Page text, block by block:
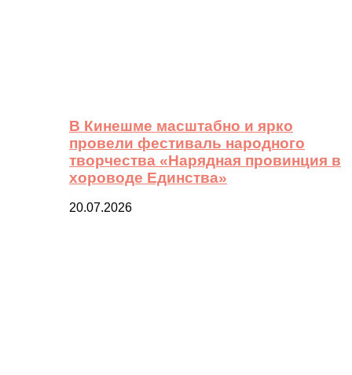
В Кинешме масштабно и ярко
провели фестиваль народного
творчества «Нарядная провинция в
хороводе Единства»
20.07.2026